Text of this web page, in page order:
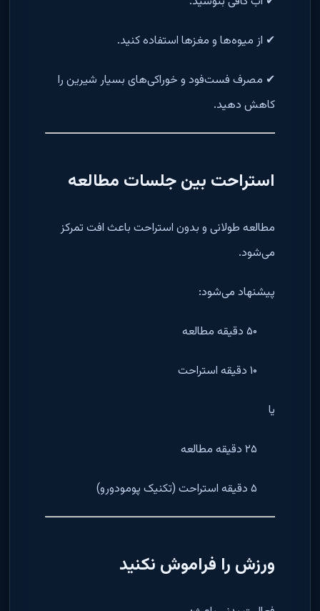
✔ از میوه‌ها و مغزها استفاده کنید.
✔ مصرف فست‌فود و خوراکی‌های بسیار شیرین را
کاهش دهید.
استراحت بین جلسات مطالعه
مطالعه طولانی و بدون استراحت باعث افت تمرکز
می‌شود.
پیشنهاد می‌شود:
۵۰ دقیقه مطالعه
۱۰ دقیقه استراحت
یا
۲۵ دقیقه مطالعه
۵ دقیقه استراحت (تکنیک پومودورو)
ورزش را فراموش نکنید